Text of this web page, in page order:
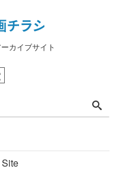
カイブサイト